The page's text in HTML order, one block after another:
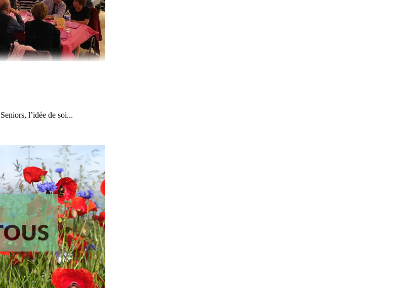
l’idée de soi...